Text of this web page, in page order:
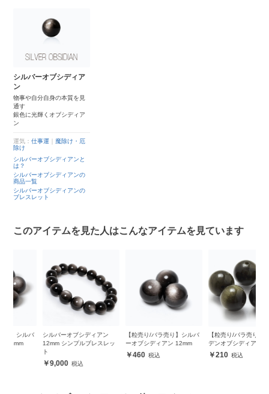
シルバーオブシディア
ン
物事や自分自身の本質を見
通す
銀色に光輝くオブシディア
ン
運気：仕事運
魔除け・厄
除け
シルバーオブシディアンと
は？
シルバーオブシディアンの
商品一覧
シルバーオブシディアンの
ブレスレット
このアイテムを見た人はこんなアイテムを見ています
シルバーオブシディアン
12mm シンプルブレスレッ
【粒売り/バラ売り】シルバ
ーオブシディアン 12mm
【粒売り/バラ売り】ゴール
デンオブシディアン 10mm